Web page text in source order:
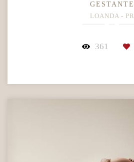
GESTANTE
LOANDA - PR
361